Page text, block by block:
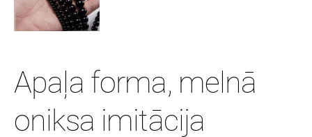
Apaļa forma, melnā
oniksa imitācija